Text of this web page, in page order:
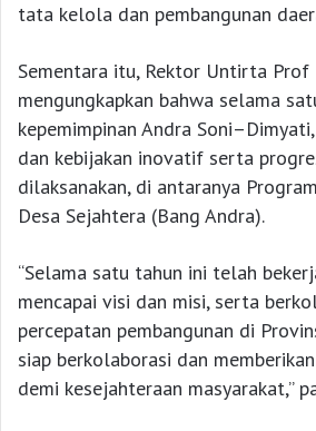
tata kelola dan pembangunan
Sementara itu, Rektor Untirta Prof
mengungkapkan bahwa selama
kepemimpinan Andra
dan kebijakan inovatif serta
dilaksanakan, di antaranya
Desa Sejahtera (Bang Andra).
“Selama satu tahun ini telah
mencapai visi dan misi, serta
percepatan pembangunan di
siap berkolaborasi dan
demi kesejahteraan masyarakat,”